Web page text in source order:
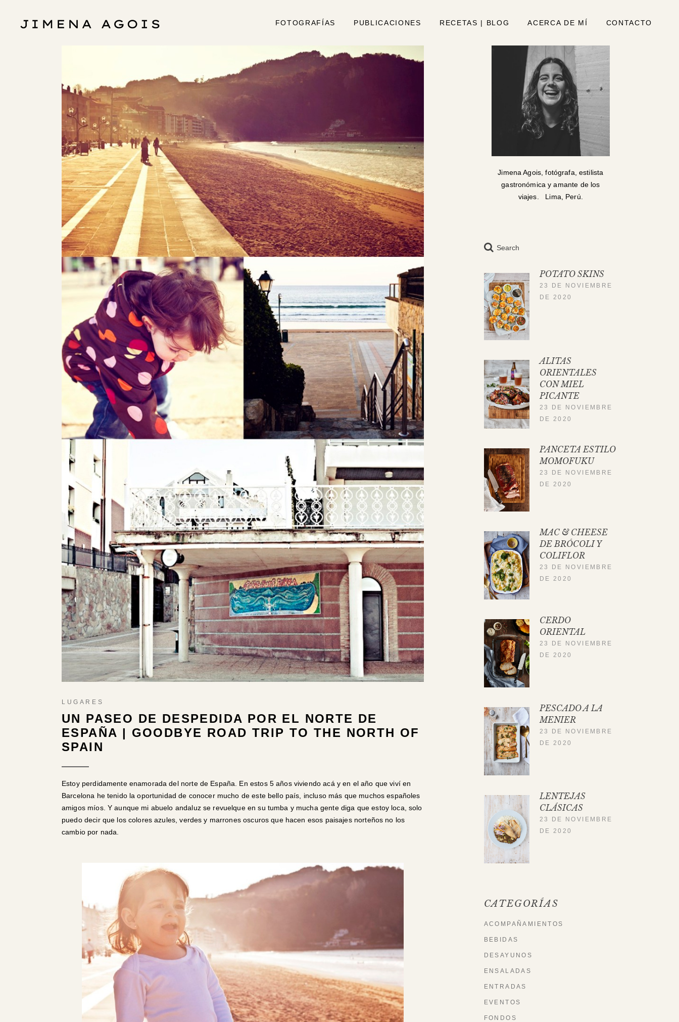
FOTOGRAFÍAS PUBLICACIONES RECETAS | BLOG ACERCA DE MÍ CONTACTO
LUGARES
UN PASEO DE DESPEDIDA POR EL NORTE DE
ESPAÑA | GOODBYE ROAD TRIP TO THE NORTH OF
SPAIN
Estoy perdidamente enamorada del norte de España. En estos 5 años viviendo acá y en el año que viví en
Barcelona he tenido la oportunidad de conocer mucho de este bello país, incluso más que muchos españoles
amigos míos. Y aunque mi abuelo andaluz se revuelque en su tumba y mucha gente diga que estoy loca, solo
puedo decir que los colores azules, verdes y marrones oscuros que hacen esos paisajes norteños no los
cambio por nada.
Jimena Agois, fotógrafa, estilista
gastronómica y amante de los
viajes. Lima, Perú.
Search
POTATO SKINS
23 DE NOVIEMBRE
DE 2020
ALITAS
ORIENTALES
CON MIEL
PICANTE
23 DE NOVIEMBRE
DE 2020
PANCETA ESTILO
MOMOFUKU
23 DE NOVIEMBRE
DE 2020
MAC & CHEESE
DE BRÓCOLI Y
COLIFLOR
23 DE NOVIEMBRE
DE 2020
CERDO
ORIENTAL
23 DE NOVIEMBRE
DE 2020
PESCADO A LA
MENIER
23 DE NOVIEMBRE
DE 2020
LENTEJAS
CLÁSICAS
23 DE NOVIEMBRE
DE 2020
CATEGORÍAS
ACOMPAÑAMIENTOS
BEBIDAS
DESAYUNOS
ENSALADAS
ENTRADAS
EVENTOS
FONDOS